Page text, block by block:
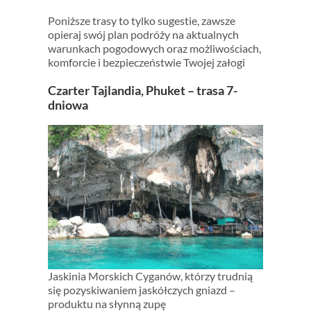
Poniższe trasy to tylko sugestie, zawsze
opieraj swój plan podróży na aktualnych
warunkach pogodowych oraz możliwościach,
komforcie i bezpieczeństwie Twojej załogi
Czarter Tajlandia, Phuket – trasa 7-
dniowa
Jaskinia Morskich Cyganów, którzy trudnią
się pozyskiwaniem jaskółczych gniazd –
produktu na słynną zupę